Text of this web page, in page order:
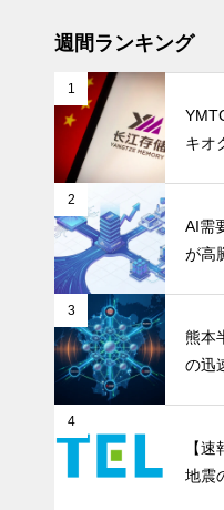
週間ランキング
1
キオ
2
AI需
が高
3
熊本
の迅
4
【
地震